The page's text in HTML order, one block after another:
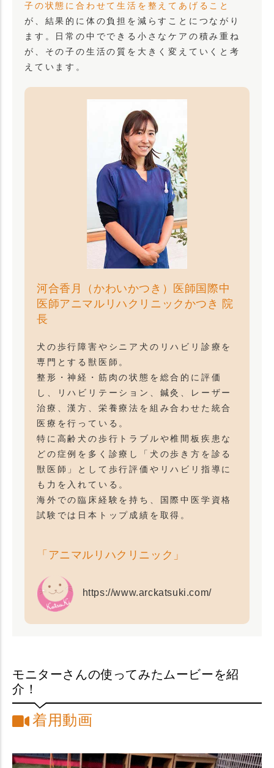
子の状態に合わせて生活を整えてあげること
が、結果的に体の負担を減らすことにつながり
ます。日常の中でできる小さなケアの積み重ね
が、その子の生活の質を大きく変えていくと考
えています。
河合香月（かわいかつき）医師国際中
医師アニマルリハクリニックかつき 院
長
犬の歩行障害やシニア犬のリハビリ診療を
専門とする獣医師。
整形・神経・筋肉の状態を総合的に評価
し、リハビリテーション、鍼灸、レーザー
治療、漢方、栄養療法を組み合わせた統合
医療を行っている。
特に高齢犬の歩行トラブルや椎間板疾患な
どの症例を多く診療し「犬の歩き方を診る
獣医師」として歩行評価やリハビリ指導に
も力を入れている。
海外での臨床経験を持ち、国際中医学資格
試験では日本トップ成績を取得。
「アニマルリハクリニック」
https://www.arckatsuki.com/
モニターさんの使ってみたムービーを紹
介！
着用動画